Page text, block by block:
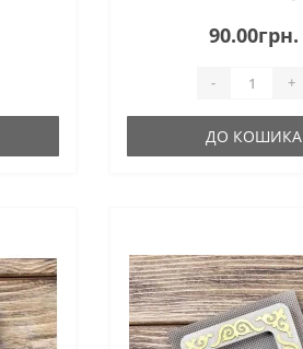
90.00грн.
- +
ДО КОШИКА